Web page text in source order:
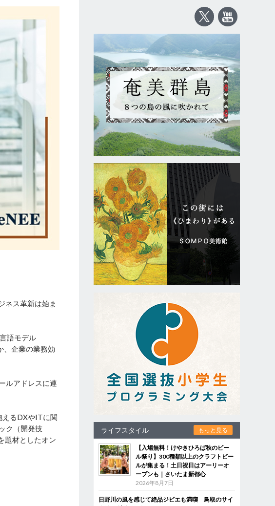
ネス革新は始ま
語モデル
、企業の業務効
ルアドレスに連
えるDXやITに関
ク（開発技
題材としたオン
ライフスタイル もっと見る
【入場無料！けやきひろば秋のビー
ル祭り】300種類以上のクラフトビー
ルが集まる！土日祝日はアーリーオ
ープンも｜さいたま新都心
2026年8月7日
日野川の風を感じて絶品ジビエも満喫 鳥取のサイ